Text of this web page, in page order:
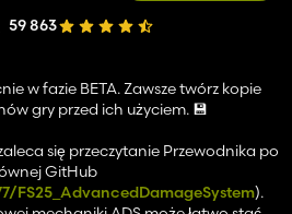
59 863
w fazie BETA. Zawsze twórz kopie
gry przed ich użyciem. 💾
się przeczytanie Przewodnika po
GitHub
).